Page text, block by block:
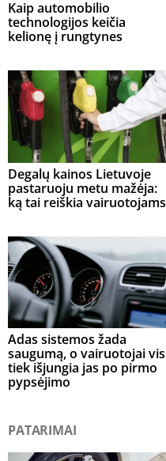
Kaip automobilio
technologijos keičia
kelionę į rungtynes
Degalų kainos Lietuvoje
pastaruoju metu mažėja:
ką tai reiškia vairuotojams
Adas sistemos žada
saugumą, o vairuotojai vis
tiek išjungia jas po pirmo
pypsėjimo
PATARIMAI